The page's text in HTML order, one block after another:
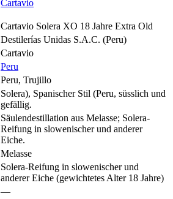
Cartavio
Cartavio Solera XO 18 Jahre Extra Old
Destilerías Unidas S.A.C. (Peru)
Cartavio
Peru
Peru, Trujillo
Solera), Spanischer Stil (Peru, süsslich und
gefällig.
Säulendestillation aus Melasse; Solera-
Reifung in slowenischer und anderer
Eiche.
Melasse
Solera-Reifung in slowenischer und
anderer Eiche (gewichtetes Alter 18 Jahre)
—